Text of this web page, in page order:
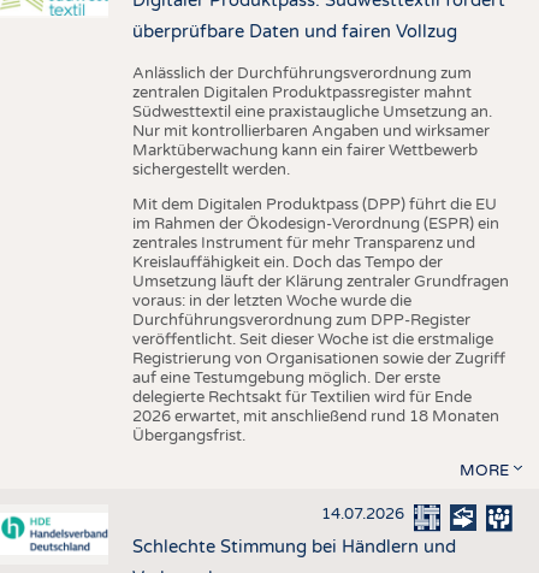
überprüfbare Daten und fairen Vollzug
Anlässlich der Durchführungsverordnung zum
zentralen Digitalen Produktpassregister mahnt
Südwesttextil eine praxistaugliche Umsetzung an.
Nur mit kontrollierbaren Angaben und wirksamer
Marktüberwachung kann ein fairer Wettbewerb
sichergestellt werden.
Mit dem Digitalen Produktpass (DPP) führt die EU
im Rahmen der Ökodesign-Verordnung (ESPR) ein
zentrales Instrument für mehr Transparenz und
Kreislauffähigkeit ein. Doch das Tempo der
Umsetzung läuft der Klärung zentraler Grundfragen
voraus: in der letzten Woche wurde die
Durchführungsverordnung zum DPP-Register
veröffentlicht. Seit dieser Woche ist die erstmalige
Registrierung von Organisationen sowie der Zugriff
auf eine Testumgebung möglich. Der erste
delegierte Rechtsakt für Textilien wird für Ende
2026 erwartet, mit anschließend rund 18 Monaten
Übergangsfrist.
MORE
14.07.2026
Schlechte Stimmung bei Händlern und